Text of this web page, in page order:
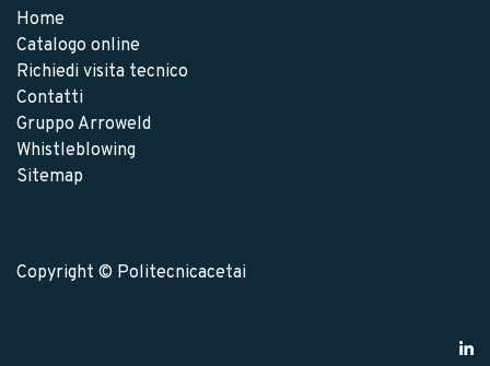
Home
Catalogo online
Richiedi visita tecnico
Contatti
Gruppo Arroweld
Whistleblowing
Sitemap
Copyright © Politecnicacetai